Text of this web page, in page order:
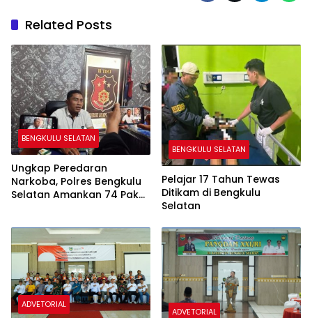
Related Posts
BENGKULU SELATAN
Ungkap Peredaran
Narkoba, Polres Bengkulu
Selatan Amankan 74 Paket
BENGKULU SELATAN
Pelajar 17 Tahun Tewas
Ditikam di Bengkulu
Selatan
ADVETORIAL
ADVETORIAL